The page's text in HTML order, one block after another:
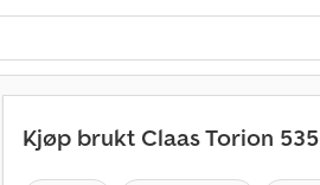
Kjøp brukt Claas Torion 535